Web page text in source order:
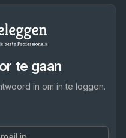
te gaan
in om in te loggen.